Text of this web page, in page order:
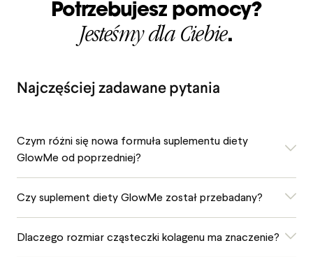
Potrzebujesz pomocy?
Jesteśmy dla Ciebie.
Najczęściej zadawane pytania
Czym różni się nowa formuła suplementu diety
GlowMe od poprzedniej?
Czy suplement diety GlowMe został przebadany?
Dlaczego rozmiar cząsteczki kolagenu ma znaczenie?